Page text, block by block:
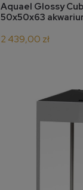
Aquael Glossy
50x50x63
2 439,00 zł